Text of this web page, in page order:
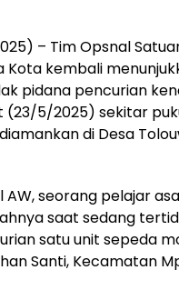
– Tim Opsnal
Kota kembali
pidana pencurian
5/2025) sekitar
di Desa
AW, seorang pelajar
saat sedang
satu unit sepeda
Santi, Kecamatan